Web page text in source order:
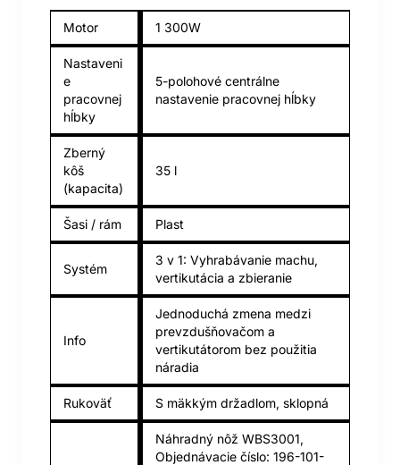
Motor 1 300W
Nastaveni
e
pracovnej
hĺbky
5-polohové centrálne
nastavenie pracovnej hĺbky
Zberný
kôš
(kapacita)
35 l
Šasi / rám Plast
Systém
3 v 1: Vyhrabávanie machu,
vertikutácia a zbieranie
Info
Jednoduchá zmena medzi
prevzdušňovačom a
vertikutátorom bez použitia
náradia
Rukoväť S mäkkým držadlom, sklopná
Náhradný nôž WBS3001,
Objednávacie číslo: 196-101-